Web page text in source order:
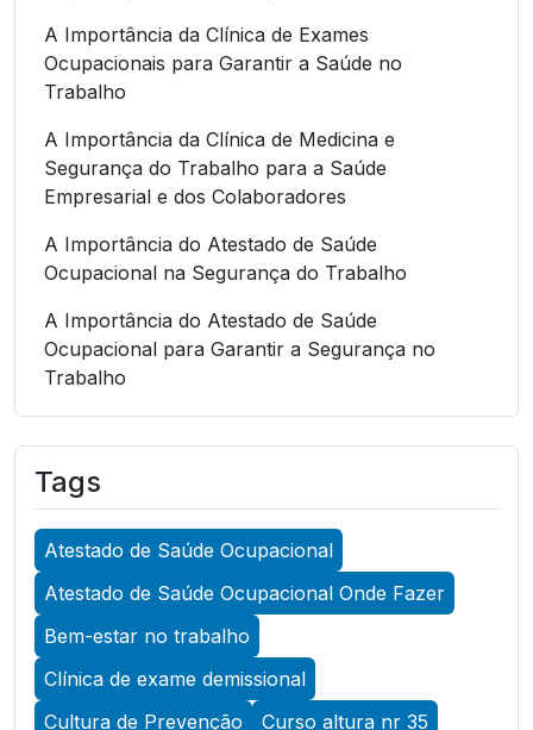
A Importância da Clínica de Exames
Ocupacionais para Garantir a Saúde no
Trabalho
A Importância da Clínica de Medicina e
Segurança do Trabalho para a Saúde
Empresarial e dos Colaboradores
A Importância do Atestado de Saúde
Ocupacional na Segurança do Trabalho
A Importância do Atestado de Saúde
Ocupacional para Garantir a Segurança no
Trabalho
A Importância do Atestado de Saúde
Ocupacional para Garantir a Segurança no
Trabalho
A Importância do Atestado de Saúde
Ocupacional para Promover a Segurança no
Trabalho
A Importância do Exame Admissional para
Garantir a Saúde Ocupacional Eficiente
A Importância do Exame ASO para Garantir a
Tags
Atestado de Saúde Ocupacional
Atestado de Saúde Ocupacional Onde Fazer
Bem-estar no trabalho
Clínica de exame demissional
Cultura de Prevenção
Curso altura nr 35